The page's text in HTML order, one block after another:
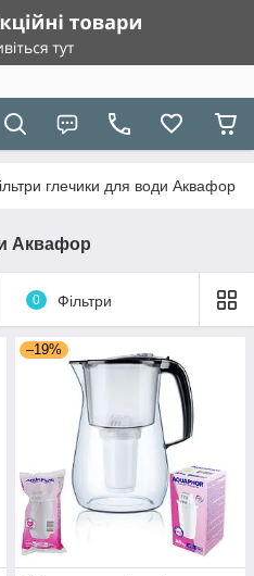
глечики для води Аквафор
Аквафор
0 Фільтри
–19%